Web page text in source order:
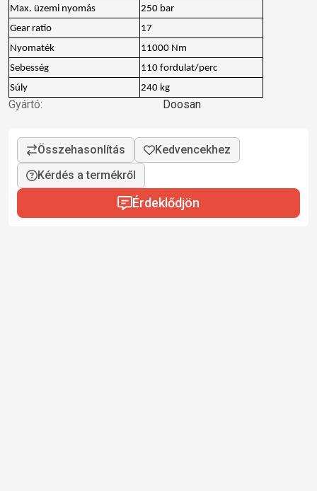
Max. üzemi nyomás
250 bar
Gear ratio
17
Nyomaték
11000 Nm
Sebesség
110 fordulat/perc
Súly
240 kg
Gyártó: Doosan
Kérdés a termékről
Érdeklődjön